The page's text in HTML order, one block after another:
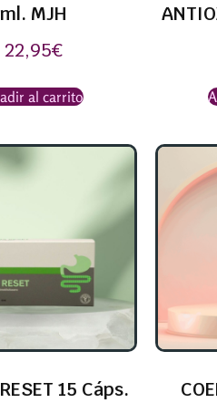
ml. MJH
22,95€
al carrito
15 Cáps.